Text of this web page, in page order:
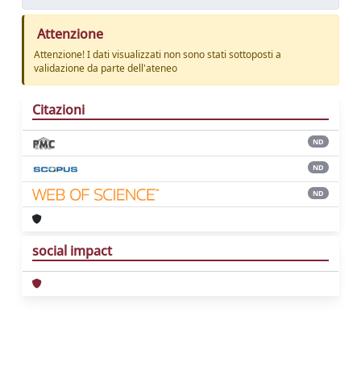
Attenzione
Attenzione! I dati visualizzati non sono stati sottoposti a
validazione da parte dell'ateneo
Citazioni
ND
ND
ND
social impact